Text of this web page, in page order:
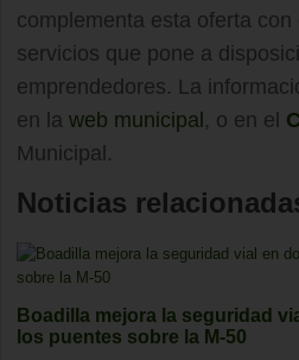
complementa esta oferta
servicios que pone a
emprendedores. La
en la web municipal , o en el
Municipal.
Noticias
Boadilla mejora la seguridad
los puentes sobre la M-50